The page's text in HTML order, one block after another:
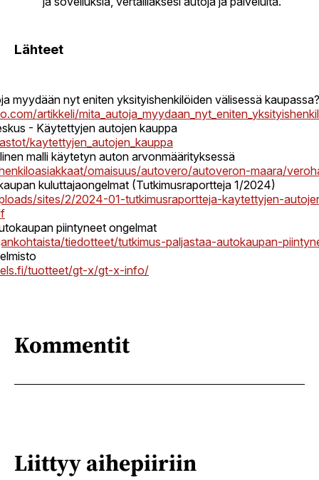
Lähteet
myydään nyt eniten yksityishenkilöiden välisessä kaupassa?
artikkeli/
- Käytettyjen autojen kauppa
kaytettyjen_autojen_kauppa
malli käytetyn auton arvonmäärityksessä
omaisuus/autovero/autoveron-maara/
kuluttajaongelmat (Tutkimusraportteja 1/​2024)
sites/2/2024-01-tutkimusraportteja-kaytettyjen-
piintyneet ongelmat
tiedotteet/tutkimus-paljastaa-autokaupan-
tuotteet/gt-x/gt-x-info/
Kommentit
Liittyy aihepiiriin